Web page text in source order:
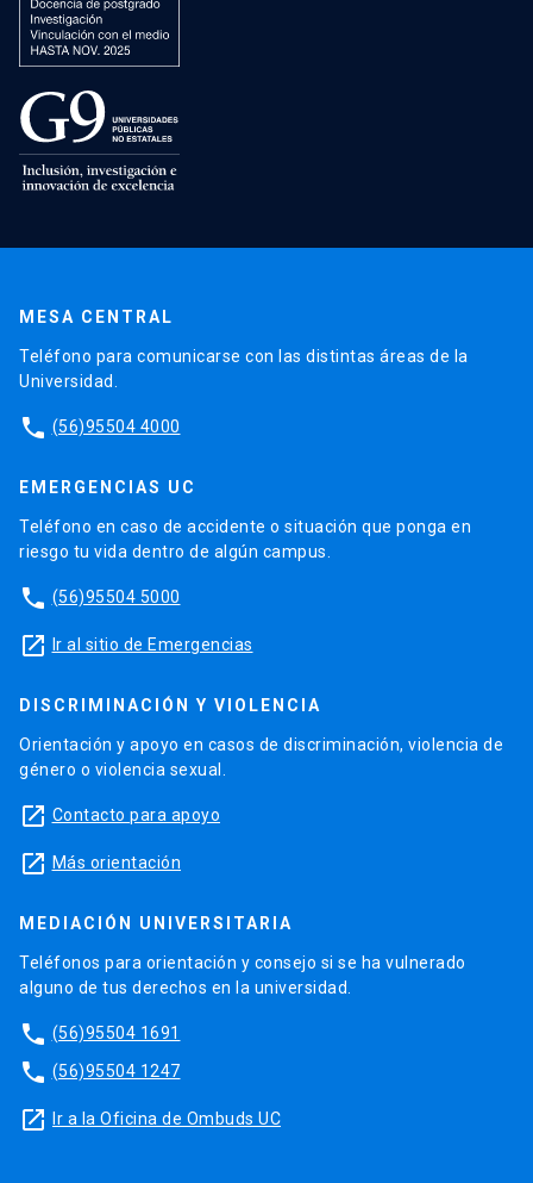
MESA CENTRAL
Teléfono para comunicarse con las distintas áreas de la
Universidad.
phone (56)95504 4000
EMERGENCIAS UC
Teléfono en caso de accidente o situación que ponga en
riesgo tu vida dentro de algún campus.
phone (56)95504 5000
launch Ir al sitio de Emergencias
DISCRIMINACIÓN Y VIOLENCIA
Orientación y apoyo en casos de discriminación, violencia de
género o violencia sexual.
launch Contacto para apoyo
launch Más orientación
MEDIACIÓN UNIVERSITARIA
Teléfonos para orientación y consejo si se ha vulnerado
alguno de tus derechos en la universidad.
phone (56)95504 1691
phone (56)95504 1247
launch Ir a la Oficina de Ombuds UC